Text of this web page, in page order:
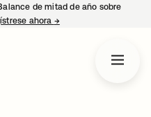
de mitad de año sobre
ahora →se abre en una